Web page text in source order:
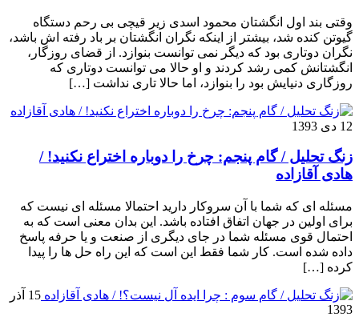
وقتی بند اول انگشتان محمود اسدی زیر قیچی بی رحم دستگاه
گیوتن کنده شد، بیشتر از اینکه نگران انگشتان بر باد رفته اش باشد،
نگران دوتاری بود که دیگر نمی توانست بنوازد. از قضای روزگار،
انگشتانش کمی رشد کردند و او حالا می توانست دوتاری که
روزگاری دنیایش بود را بنوازد، اما حالا تاری نداشت […]
12 دی 1393
زنگ تحلیل / گام پنجم: چرخ را دوباره اختراع نکنید! /
هادی آقازاده
مسئله ای که شما با آن سروکار دارید احتمالا مسئله ای نیست که
برای اولین در جهان اتفاق افتاده باشد. این بدان معنی است که به
احتمال قوی مسئله شما در جای دیگری از صنعت و یا حرفه پاسخ
داده شده است. کار شما فقط این است که این راه حل ها را پیدا
کرده […]
15 آذر
1393